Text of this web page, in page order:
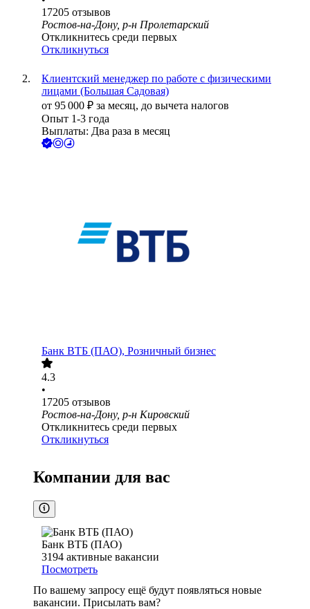
17205 отзывов
Ростов-на-Дону, р-н Пролетарский
Откликнитесь среди первых
Откликнуться
Клиентский менеджер по работе с физическими
лицами (Большая Садовая)
от 95 000 ₽ за месяц, до вычета налогов
Опыт 1-3 года
Выплаты: Два раза в месяц
Банк ВТБ (ПАО), Розничный бизнес
4.3
•
17205 отзывов
Ростов-на-Дону, р-н Кировский
Откликнитесь среди первых
Откликнуться
Компании для вас
Банк ВТБ (ПАО)
3194 активные вакансии
Посмотреть
По вашему запросу ещё будут появляться новые
вакансии. Присылать вам?